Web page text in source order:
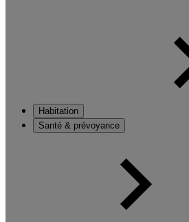
Habitation
Santé & prévoyance